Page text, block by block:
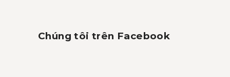
Chúng tôi trên Facebook